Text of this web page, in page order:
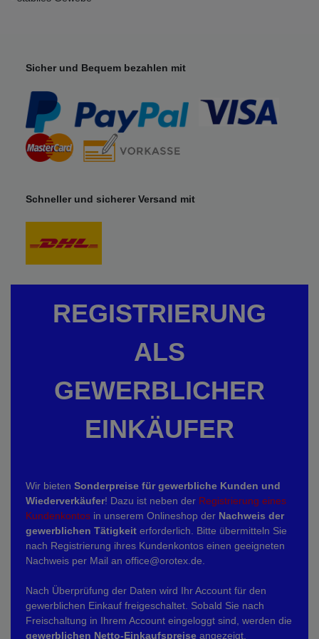
Sicher und Bequem bezahlen mit
Schneller und sicherer Versand mit
REGISTRIERUNG
ALS
GEWERBLICHER
EINKÄUFER
Wir bieten Sonderpreise für gewerbliche Kunden und
Wiederverkäufer! Dazu ist neben der Registrierung eines
Kundenkontos in unserem Onlineshop der Nachweis der
gewerblichen Tätigkeit erforderlich. Bitte übermitteln Sie
nach Registrierung ihres Kundenkontos einen geeigneten
Nachweis per Mail an office@orotex.de.
Nach Überprüfung der Daten wird Ihr Account für den
gewerblichen Einkauf freigeschaltet. Sobald Sie nach
Freischaltung in Ihrem Account eingeloggt sind, werden die
gewerblichen Netto-Einkaufspreise angezeigt.